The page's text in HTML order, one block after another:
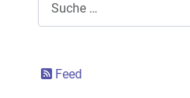
Feed